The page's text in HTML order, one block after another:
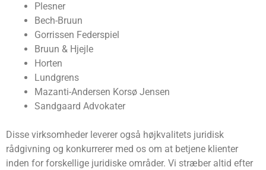
Plesner
Bech-Bruun
Gorrissen Federspiel
Bruun & Hjejle
Horten
Lundgrens
Mazanti-Andersen Korsø Jensen
Sandgaard Advokater
Disse virksomheder leverer også højkvalitets juridisk
rådgivning og konkurrerer med os om at betjene klienter
inden for forskellige juridiske områder. Vi stræber altid efter